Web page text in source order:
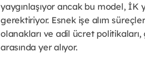
yaygınlaşıyor ancak bu model, İK
gerektiriyor. Esnek işe alım
olanakları ve adil ücret
arasında yer alıyor.